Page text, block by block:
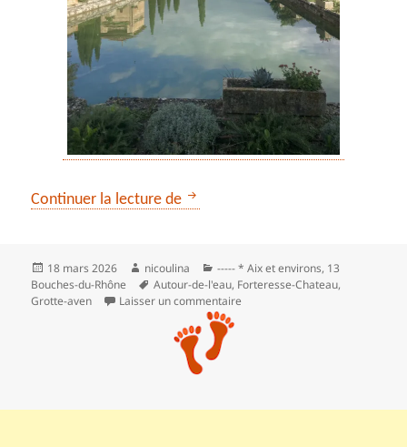
Continuer la lecture de ** Le château d’Arnajon
Publié
le
18 mars 2026 Auteur
nicoulina Catégories
----- * Aix et environs, 13
Bouches-du-Rhône
Mots-
clés
Autour-de-l'eau, Forteresse-Chateau,
Grotte-aven
Laisser un commentaire